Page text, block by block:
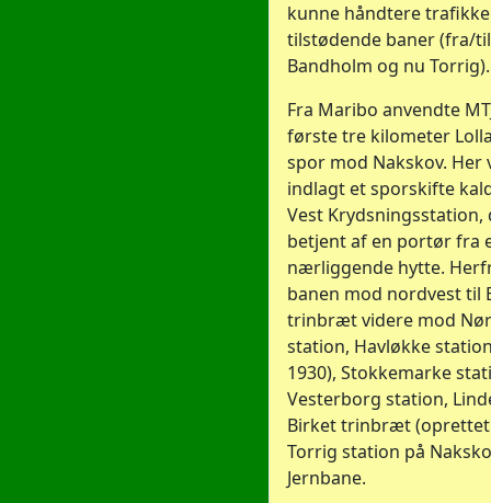
kunne håndtere
tilstødende baner (fra/
Bandholm og nu Torrig).
Fra Maribo anvendte
første tre kilometer
spor mod Nakskov. Her
indlagt et sporskifte
Vest Krydsningsstation,
betjent af en portør fra
nærliggende hytte.
banen mod nordvest til
trinbræt videre mod
station, Havløkke
1930), Stokkemarke
Vesterborg station,
Birket trinbræt (oprettet
Torrig station på
Jernbane.